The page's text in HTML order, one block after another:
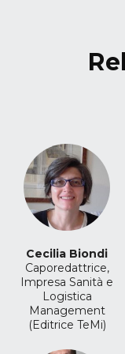
Cecilia Biondi
Caporedattrice,
Impresa Sanità e
Logistica
Management
(Editrice TeMi)